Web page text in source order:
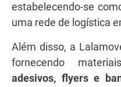
estabelecendo-se
uma rede de logística
Além disso, a
fornecendo
adesivos, flyers e